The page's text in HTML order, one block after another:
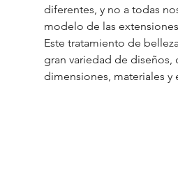
diferentes, y no a todas
modelo de las
Este tratamiento de
gran variedad de diseños,
dimensiones, materiales y